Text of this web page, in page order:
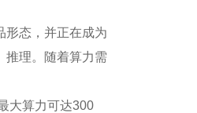
形态，并正在成为
推理。随着算力需
大算力可达300